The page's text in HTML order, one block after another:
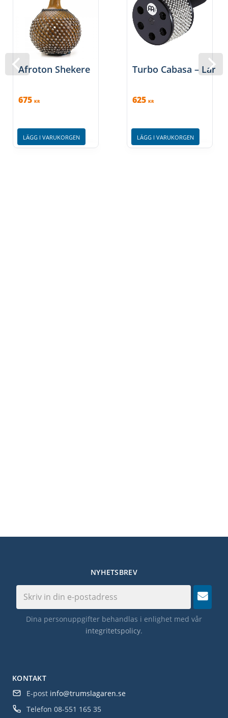
Afroton Shekere
675 KR
LÄGG I VARUKORGEN
Turbo Cabasa –
625 KR
LÄGG I VARUKORGEN
KONTAKT
E-post info@trumslagaren.se
Telefon 08-551 165 35
NYHETSBREV
Dina personuppgifter behandlas i enlighet med vår
integritetspolicy.